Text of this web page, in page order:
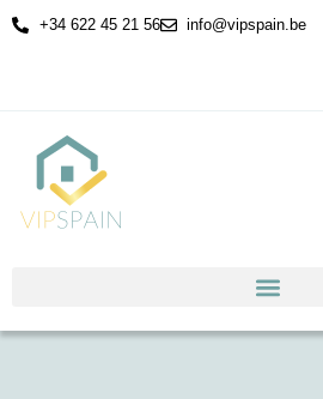
+34 622 45 21 56 info@vipspain.be